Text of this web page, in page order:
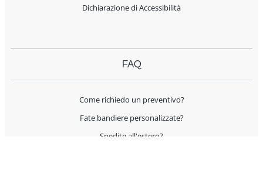
Dichiarazione di Accessibilità
FAQ
Come richiedo un preventivo?
Fate bandiere personalizzate?
Spedite all'estero?